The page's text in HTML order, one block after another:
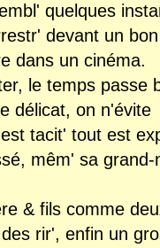
quelques
devant un
dans un cinéma.
le temps passe
délicat, on n'évite
tacit' tout est
mêm' sa grand-
& fils comme
rir', enfin un